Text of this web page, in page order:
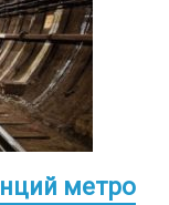
метро